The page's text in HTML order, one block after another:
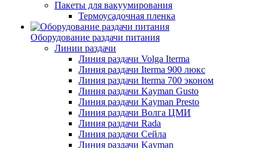
Пакеты для вакуумирования
Термоусадочная пленка
Оборудование раздачи питания
Линии раздачи
Линия раздачи Volga Iterma
Линия раздачи Iterma 900 люкс
Линия раздачи Iterma 700 эконом
Линия раздачи Kayman Gusto
Линия раздачи Kayman Presto
Линия раздачи Волга ЦМИ
Линия раздачи Rada
Линия раздачи Сейла
Линия раздачи Kayman